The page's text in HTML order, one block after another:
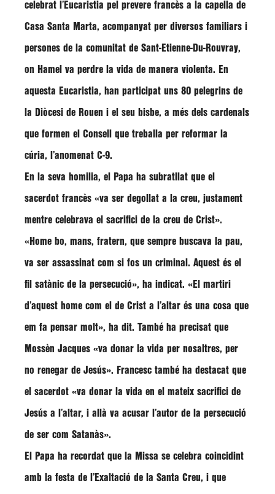
celebrat l’Eucaristia pel prevere francès a la capella de
Casa Santa Marta, acompanyat per diversos familiars i
persones de la comunitat de Sant-Etienne-Du-Rouvray,
on Hamel va perdre la vida de manera violenta. En
aquesta Eucaristia, han participat uns 80 pelegrins de
la Diòcesi de Rouen i el seu bisbe, a més dels cardenals
que formen el Consell que treballa per reformar la
cúria, l’anomenat C-9.
En la seva homilia, el Papa ha subratllat que el
sacerdot francès «va ser degollat a la creu, justament
mentre celebrava el sacrifici de la creu de Crist».
«Home bo, mans, fratern, que sempre buscava la pau,
va ser assassinat com si fos un criminal. Aquest és el
fil satànic de la persecució», ha indicat. «El martiri
d’aquest home com el de Crist a l’altar és una cosa que
em fa pensar molt», ha dit. També ha precisat que
Mossèn Jacques «va donar la vida per nosaltres, per
no renegar de Jesús». Francesc també ha destacat que
el sacerdot «va donar la vida en el mateix sacrifici de
Jesús a l’altar, i allà va acusar l’autor de la persecució
de ser com Satanàs».
El Papa ha recordat que la Missa se celebra coincidint
amb la festa de l’Exaltació de la Santa Creu, i que